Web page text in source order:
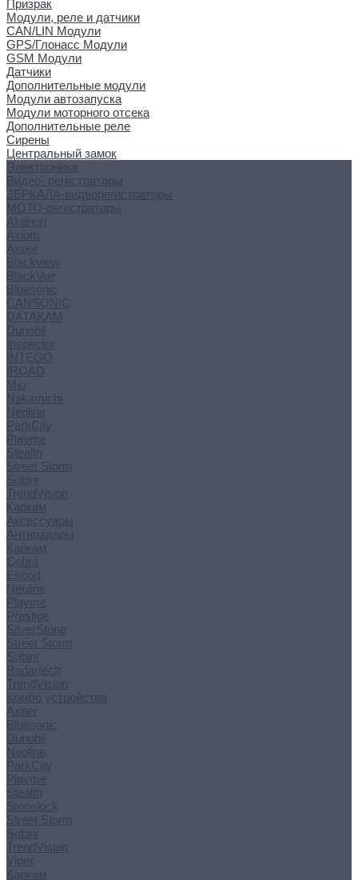
Призрак
Модули, реле и датчики
CAN/LIN Модули
GPS/Глонасс Модули
GSM Модули
Датчики
Дополнительные модули
Модули автозапуска
Модули моторного отсека
Дополнительные реле
Сирены
Центральный замок
Электроника
Видео- регистраторы
ЗЕРКАЛА-видеорегистраторы
МОТО-регистраторы
Akenori
Axiom
Axper
Blackview
BlackVue
Bluesonic
CANSONIC
DATAKAM
Dunobil
Inspector
INTEGO
IROAD
Mio
Nakamichi
Neoline
ParkCity
Playme
Stealth
Street Storm
Subini
TrendVision
Каркам
Аксессуары
Антирадары
Каркам
Cobra
Escort
Neoline
Playme
Prestige
SilverStone
Street Storm
Subini
Radartech
TrendVision
Комбо устройства
Axper
Bluesonic
Dunobil
Neoline
ParkCity
Playme
Stealth
Stonelock
Street Storm
Subini
TrendVision
Viper
Каркам